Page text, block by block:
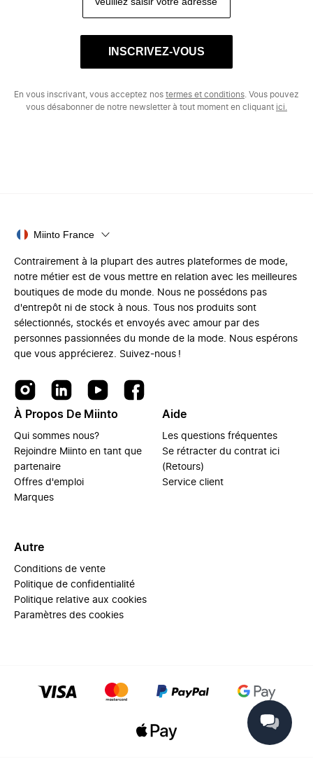
INSCRIVEZ-VOUS
En vous inscrivant, vous acceptez nos termes et conditions . Vous pouvez
vous désabonner de notre newsletter à tout moment en cliquant ici.
Miinto France
Contrairement à la plupart des autres plateformes de mode,
notre métier est de vous mettre en relation avec les meilleures
boutiques de mode du monde. Nous ne possédons pas
d'entrepôt ni de stock à nous. Tous nos produits sont
sélectionnés, stockés et envoyés avec amour par des
personnes passionnées du monde de la mode. Nous espérons
que vous apprécierez. Suivez-nous !
À Propos De Miinto
Qui sommes nous?
Rejoindre Miinto en tant que
partenaire
Offres d'emploi
Marques
Aide
Les questions fréquentes
Se rétracter du contrat ici
(Retours)
Service client
Autre
Conditions de vente
Politique de confidentialité
Politique relative aux cookies
Paramètres des cookies